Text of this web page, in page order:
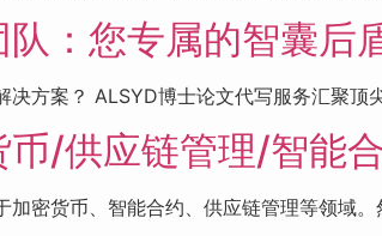
：您专属的智囊后
方案？ ALSYD博士论文代写服务汇聚
/供应链管理/智能
密货币、智能合约、供应链管理等领域